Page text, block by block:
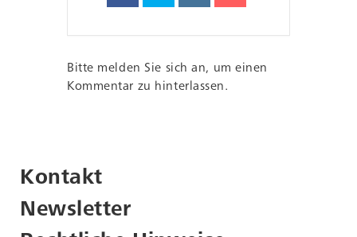
Bitte melden Sie sich an, um einen
Kommentar zu hinterlassen.
Kontakt
Newsletter